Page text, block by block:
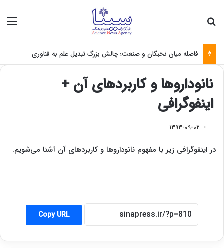
فاصله میان نخبگان و صنعت؛ چالش بزرگ تبدیل علم به فناوری
نانوداروها و کاربردهای آن +
اینفوگرافی
۱۳۹۳-۰۹-۰۲
در اینفوگرافی زیر با مفهوم نانوداروها و کاربردهای آن آشنا می‌شویم.
Copy URL